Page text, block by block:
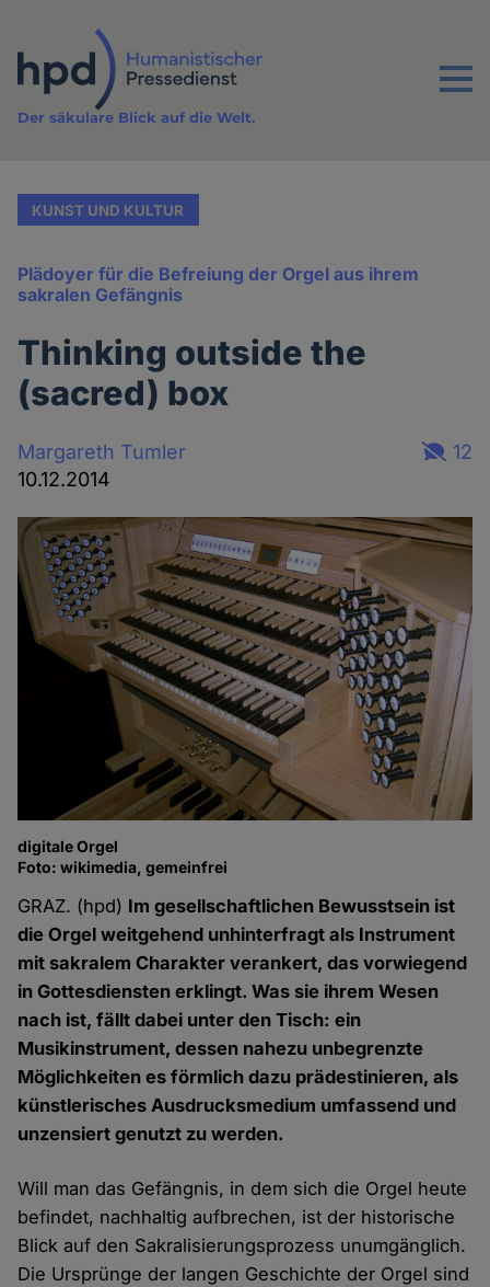
Inhalt
Menu
Der säkulare Blick auf die Welt.
KUNST UND KULTUR
Plädoyer für die Befreiung der Orgel aus ihrem
sakralen Gefängnis
Thinking outside the
(sacred) box
Margareth Tumler
10.12.2014
12
digitale Orgel
Foto: wikimedia, gemeinfrei
GRAZ. (hpd) Im gesellschaftlichen Bewusstsein ist
die Orgel weitgehend unhinterfragt als Instrument
mit sakralem Charakter verankert, das vorwiegend
in Gottesdiensten erklingt. Was sie ihrem Wesen
nach ist, fällt dabei unter den Tisch: ein
Musikinstrument, dessen nahezu unbegrenzte
Möglichkeiten es förmlich dazu prädestinieren, als
künstlerisches Ausdrucksmedium umfassend und
unzensiert genutzt zu werden.
Will man das Gefängnis, in dem sich die Orgel heute
befindet, nachhaltig aufbrechen, ist der historische
Blick auf den Sakralisierungsprozess unumgänglich.
Die Ursprünge der langen Geschichte der Orgel sind